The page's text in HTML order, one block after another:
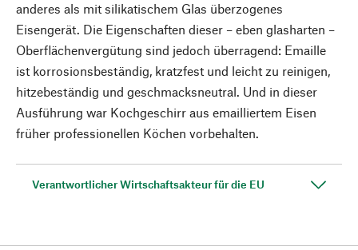
anderes als mit silikatischem Glas überzogenes
Eisengerät. Die Eigenschaften dieser – eben glasharten –
Oberflächenvergütung sind jedoch überragend: Emaille
ist korrosionsbeständig, kratzfest und leicht zu reinigen,
hitzebeständig und geschmacksneutral. Und in dieser
Ausführung war Kochgeschirr aus emailliertem Eisen
früher professionellen Köchen vorbehalten.
Verantwortlicher Wirtschaftsakteur für die EU